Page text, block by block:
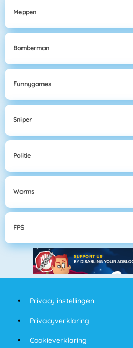
Meppen
Bomberman
Funnygames
Sniper
Politie
Worms
FPS
Privacy instellingen
Privacyverklaring
Cookieverklaring